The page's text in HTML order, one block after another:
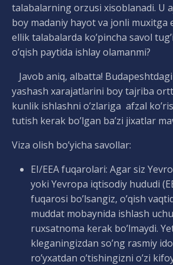
talabalarning orzusi xisoblanadi. U
boy madaniy hayot va jonli muxitga
ellik talabalarda ko’pincha savol
o’qish paytida ishlay olamanmi?
Javob aniq, albatta!
yashash xarajatlarini boy tajriba
kunlik ishlashni o’zlariga afzal
tutish kerak bo’lgan ba’zi jixatlar
Viza olish bo’yicha savollar:
EI/EEA fuqarolari: Agar siz
yoki Yevropa iqtisodiy hududi
fuqarosi bo’lsangiz, o’qish
muddat mobaynida ishlash
ruxsatnoma kerak bo’lmaydi.
kleganingizdan so’ng rasmiy
ro’yxatdan o’tishingizni o’zi